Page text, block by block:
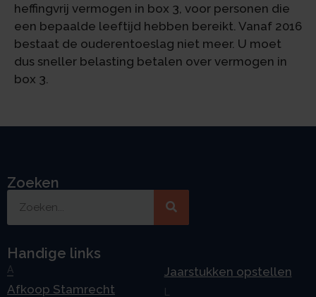
heffingvrij vermogen in box 3, voor personen die
een bepaalde leeftijd hebben bereikt. Vanaf 2016
bestaat de ouderentoeslag niet meer. U moet
dus sneller belasting betalen over vermogen in
box 3.
Zoeken
Handige links
A
Afkoop Stamrecht
Jaarstukken opstellen